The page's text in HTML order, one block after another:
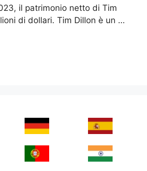
il patrimonio netto di Tim
di dollari. Tim Dillon è un …